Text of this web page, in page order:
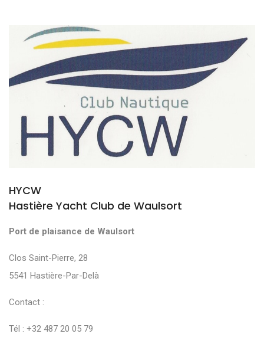
HYCW
Hastière Yacht Club de Waulsort
Port de plaisance de Waulsort
Clos Saint-Pierre, 28
5541 Hastière-Par-Delà
Contact :
Tél : +32 487 20 05 79